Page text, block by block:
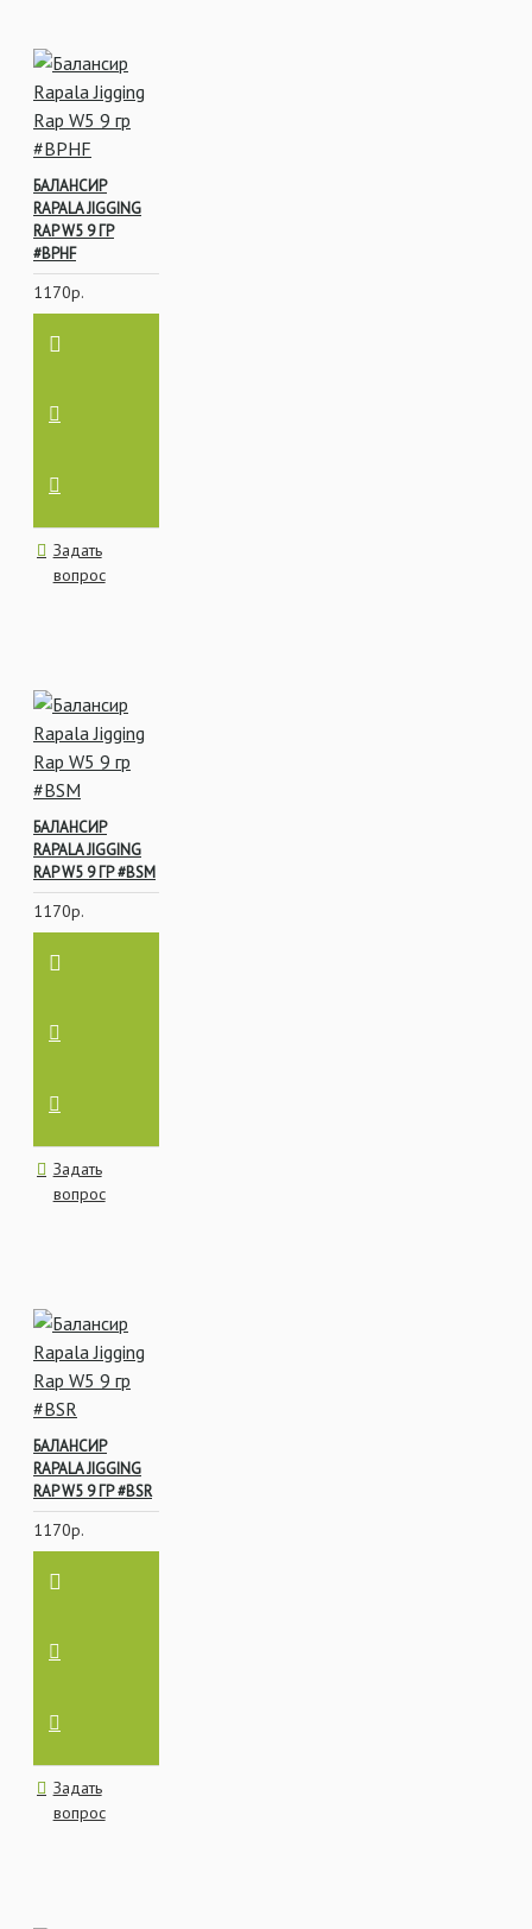
БАЛАНСИР
RAPALA JIGGING
RAP W5 9 ГР
#BPHF
1170р.
Задать
вопрос
БАЛАНСИР
RAPALA JIGGING
RAP W5 9 ГР #BSM
1170р.
Задать
вопрос
БАЛАНСИР
RAPALA JIGGING
RAP W5 9 ГР #BSR
1170р.
Задать
вопрос